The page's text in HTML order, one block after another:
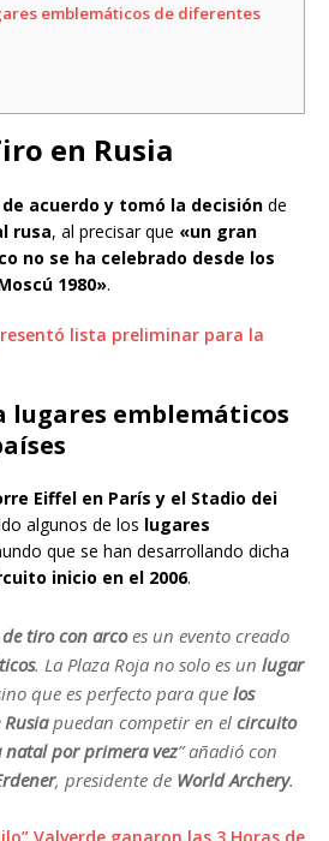
emblemáticos de diferentes
en Rusia
acuerdo y tomó la decisión de
rusa, al precisar que «un gran
no se ha celebrado desde los
1980».
lista preliminar para la
lugares emblemáticos
Eiffel en París y el Stadio dei
algunos de los lugares
que se han desarrollando dicha
inicio en el 2006.
tiro con arcoes un evento creado
. La Plaza Roja no solo es un lugar
que es perfecto para que los
puedan competir en el circuito
por primera vez” añadió con
, presidente de World Archery.
Valverde ganaron las 3 Horas de